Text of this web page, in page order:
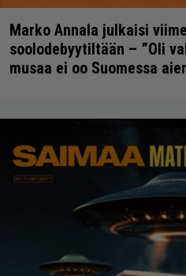
Marko Annala julkaisi
soolodebyytiltään – ”Oli
musaa ei oo Suomessa